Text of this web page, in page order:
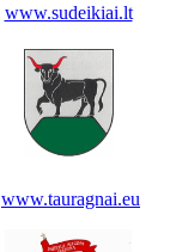
www.sudeikiai.lt
www.tauragnai.eu